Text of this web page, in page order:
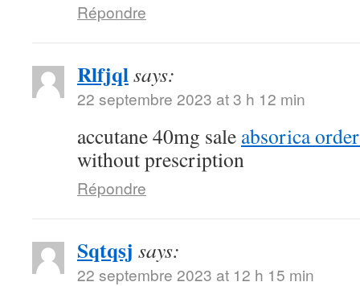
Répondre
Rlfjqlsays:
22 septembre 2023 at 3 h 12 min
accutane 40mg sale absorica
without prescription
Répondre
Sqtqsj says:
22 septembre 2023 at 12 h 15 min